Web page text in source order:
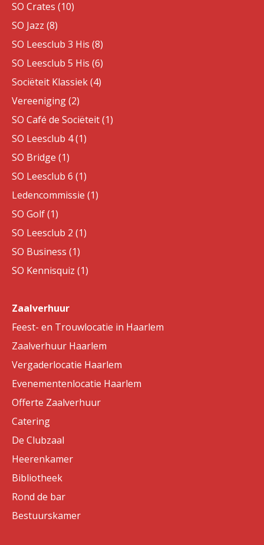
SO Crates (10)
SO Jazz (8)
SO Leesclub 3 His (8)
SO Leesclub 5 His (6)
Sociëteit Klassiek (4)
Vereeniging (2)
SO Café de Sociëteit (1)
SO Leesclub 4 (1)
SO Bridge (1)
SO Leesclub 6 (1)
Ledencommissie (1)
SO Golf (1)
SO Leesclub 2 (1)
SO Business (1)
SO Kennisquiz (1)
Zaalverhuur
Feest- en Trouwlocatie in Haarlem
Zaalverhuur Haarlem
Vergaderlocatie Haarlem
Evenementenlocatie Haarlem
Offerte Zaalverhuur
Catering
De Clubzaal
Heerenkamer
Bibliotheek
Rond de bar
Bestuurskamer